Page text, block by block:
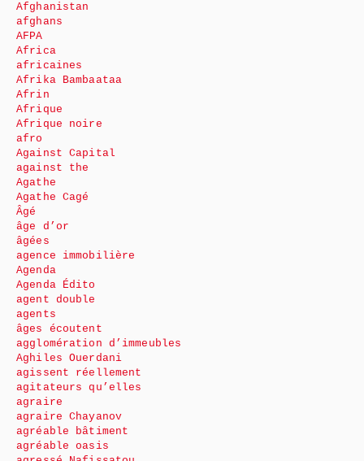
Afghanistan
afghans
AFPA
Africa
africaines
Afrika Bambaataa
Afrin
Afrique
Afrique noire
afro
Against Capital
against the
Agathe
Agathe Cagé
Âgé
âge d’or
âgées
agence immobilière
Agenda
Agenda Édito
agent double
agents
âges écoutent
agglomération d’immeubles
Aghiles Ouerdani
agissent réellement
agitateurs qu’elles
agraire
agraire Chayanov
agréable bâtiment
agréable oasis